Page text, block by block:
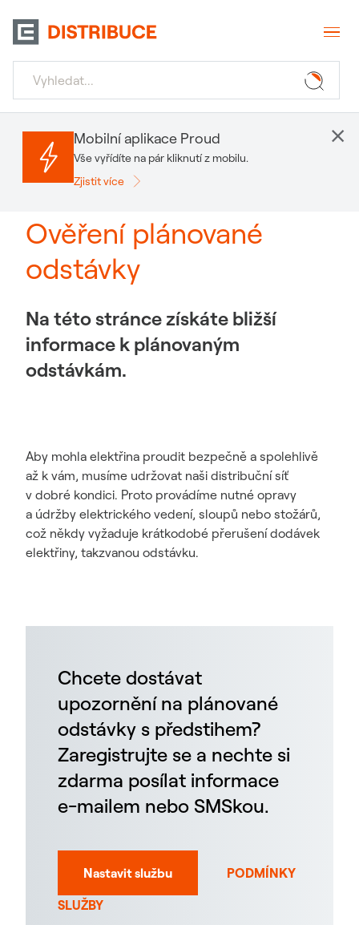
Ověření plánované
odstávky
Na této stránce získáte bližší
informace k plánovaným
odstávkám.
Aby mohla elektřina proudit bezpečně a spolehlivě
až k vám, musíme udržovat naši distribuční síť
v dobré kondici. Proto provádíme nutné opravy
a údržby elektrického vedení, sloupů nebo stožárů,
což někdy vyžaduje krátkodobé přerušení dodávek
elektřiny, takzvanou odstávku.
Mobilní aplikace Proud
Vše vyřídíte na pár kliknutí z mobilu.
Zjistit více
×
Chcete dostávat
upozornění na plánované
odstávky s předstihem?
Zaregistrujte se a nechte si
zdarma posílat informace
e-mailem nebo SMSkou.
Nastavit službu
PODMÍNKY
SLUŽBY